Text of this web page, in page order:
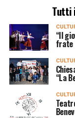
Tutti
“Il
frate
“La